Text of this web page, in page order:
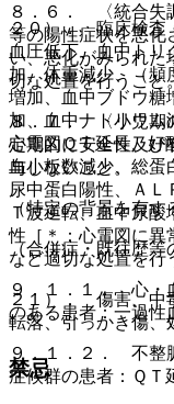
８．６． 〈統合失
等の陽性症状を悪化
い、悪化がみられた
切な処置を行うこと
８．７． 〈小児期
定期的に安全性及び
与しないこと。
（特定の背景を有
（合併症・既往歴等
９．１．１． 心・
のある患者：一過性
９．１．２． 不整
症候群の患者：ＱＴ
２０）． 臨床検査
血圧低下、血中トリ
加、体重減少、（頻
増加、血中ブドウ糖
加、血中ナトリウム
心電図ＱＴ延長、好
血小板数減少、総蛋
尿中蛋白陽性、ＡＬ
Ｔ波逆転、血中尿
性［＊：心電図に異
など適切な処置を行
２１）． 傷害、中
転落、引っかき傷、
禁忌